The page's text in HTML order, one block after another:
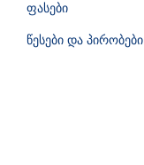
ფასები
წესები და პირობები